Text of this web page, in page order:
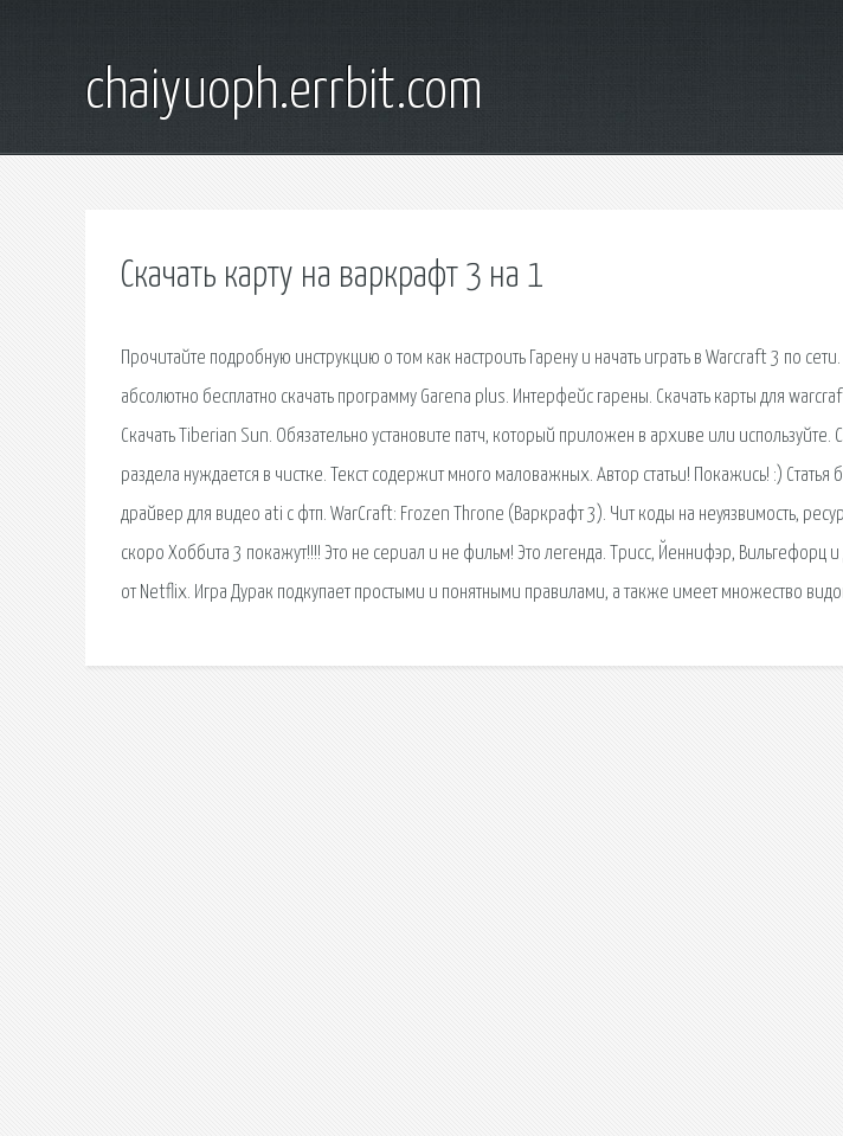
chaiyuoph.errbit.com
Скачать карту на варкрафт 3 на 1
Прочитайте подробную инструкцию о том как настроить Гарену и начать играть в Warcraft 3 по
абсолютно бесплатно скачать программу Garena plus. Интерфейс гарены. Скачать карты для
Скачать Tiberian Sun. Обязательно установите патч, который приложен в архиве или используйте.
раздела нуждается в чистке. Текст содержит много маловажных. Автор статьи! Покажись! :) Статья
драйвер для видео ati с фтп. WarCraft: Frozen Throne (Варкрафт 3). Чит коды на неуязвимость,
скоро Хоббита 3 покажут!!!! Это не сериал и не фильм! Это легенда. Трисс, Йеннифэр, Вильгефорц
от Netflix. Игра Дурак подкупает простыми и понятными правилами, а также имеет множество